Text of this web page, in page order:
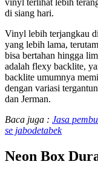
vinyl terlihat lebih
di siang hari.
Vinyl lebih terjangkau
yang lebih lama,
bisa bertahan hingga
adalah flexy backlite,
backlite umumnya
dengan variasi
dan Jerman.
Baca juga : Jasa
se jabodetabek
Neon Box